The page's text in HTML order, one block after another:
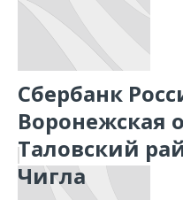
Сбербанк
Воронежская
Таловский
Чигла